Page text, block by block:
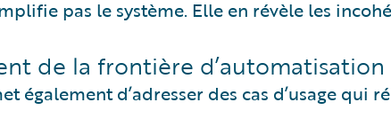
pas le système. Elle en révèle les
de la frontière d’automatisation
également d’adresser des cas d’usage qui